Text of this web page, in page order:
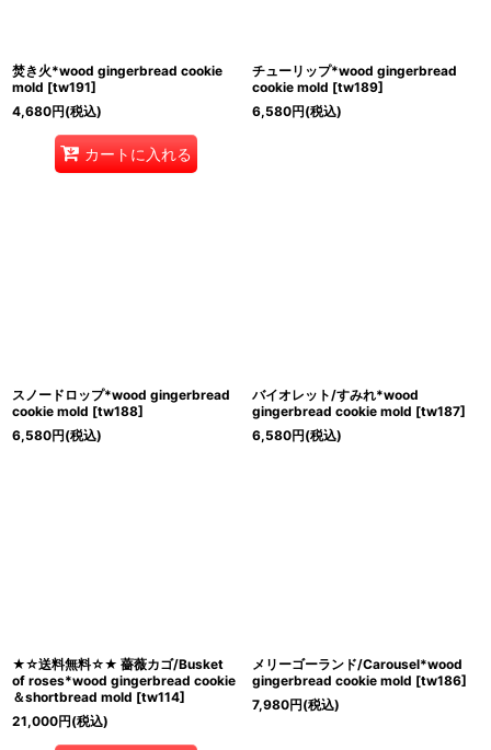
焚き火*wood gingerbread cookie
mold [tw191]
4,680円(税込)
カートに入れる
チューリップ*wood gingerbread
cookie mold [tw189]
6,580円(税込)
スノードロップ*wood gingerbread
cookie mold [tw188]
6,580円(税込)
バイオレット/すみれ*wood
gingerbread cookie mold [tw187]
6,580円(税込)
★☆送料無料☆★ 薔薇カゴ/Busket
of roses*wood gingerbread cookie
＆shortbread mold [tw114]
21,000円(税込)
メリーゴーランド/Carousel*wood
gingerbread cookie mold [tw186]
7,980円(税込)